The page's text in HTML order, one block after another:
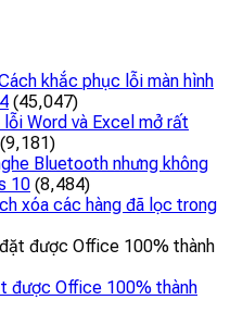
khắc phục lỗi màn hình
(45,047)
lỗi Word và Excel mở rất
(9,181)
Bluetooth nhưng không
10 (8,484)
xóa các hàng đã lọc trong
được Office 100% thành